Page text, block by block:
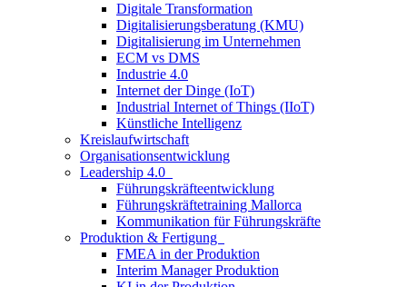
Digitale Transformation
Digitalisierungsberatung (KMU)
Digitalisierung im Unternehmen
ECM vs DMS
Industrie 4.0
Internet der Dinge (IoT)
Industrial Internet of Things (IIoT)
Künstliche Intelligenz
Kreislaufwirtschaft
Organisationsentwicklung
Leadership 4.0
Führungskräfteentwicklung
Führungskräftetraining Mallorca
Kommunikation für Führungskräfte
Produktion & Fertigung
FMEA in der Produktion
Interim Manager Produktion